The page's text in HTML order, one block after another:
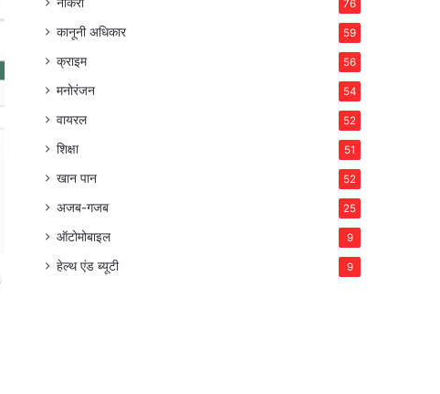
76
कानूनी अधिकार 59
क्राइम 56
मनोरंजन 54
वायरल 52
शिक्षा 51
खान पान 52
अजब-गजब 25
ऑटोमोबाइल 9
हेल्थ एंड ब्यूटी 9